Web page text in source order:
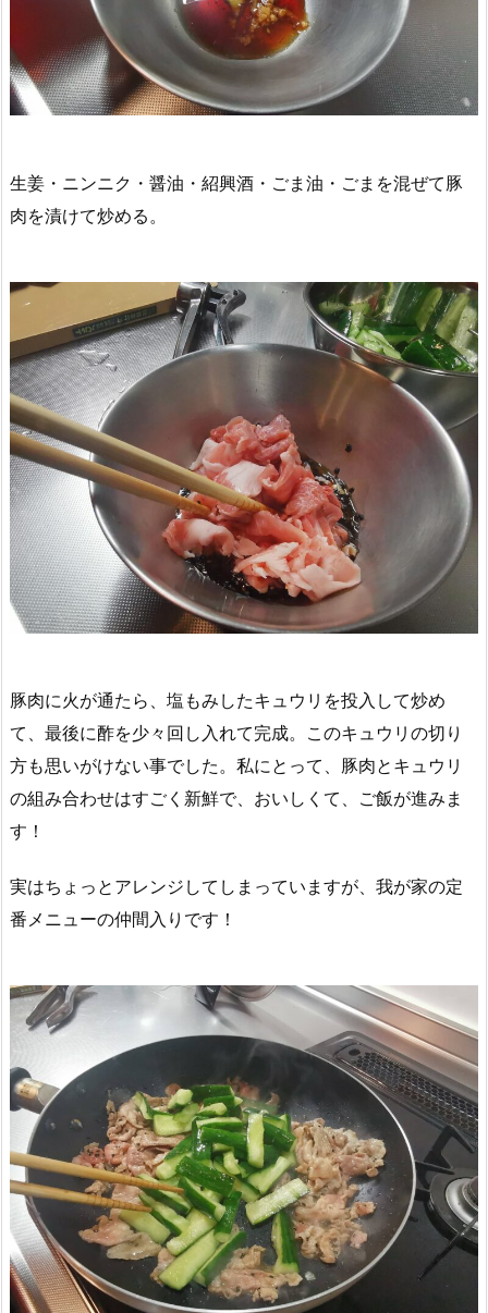
生姜・ニンニク・醤油・紹興酒・ごま油・ごまを混ぜて豚
肉を漬けて炒める。
豚肉に火が通たら、塩もみしたキュウリを投入して炒め
て、最後に酢を少々回し入れて完成。このキュウリの切り
方も思いがけない事でした。私にとって、豚肉とキュウリ
の組み合わせはすごく新鮮で、おいしくて、ご飯が進みま
す！
実はちょっとアレンジしてしまっていますが、我が家の定
番メニューの仲間入りです！